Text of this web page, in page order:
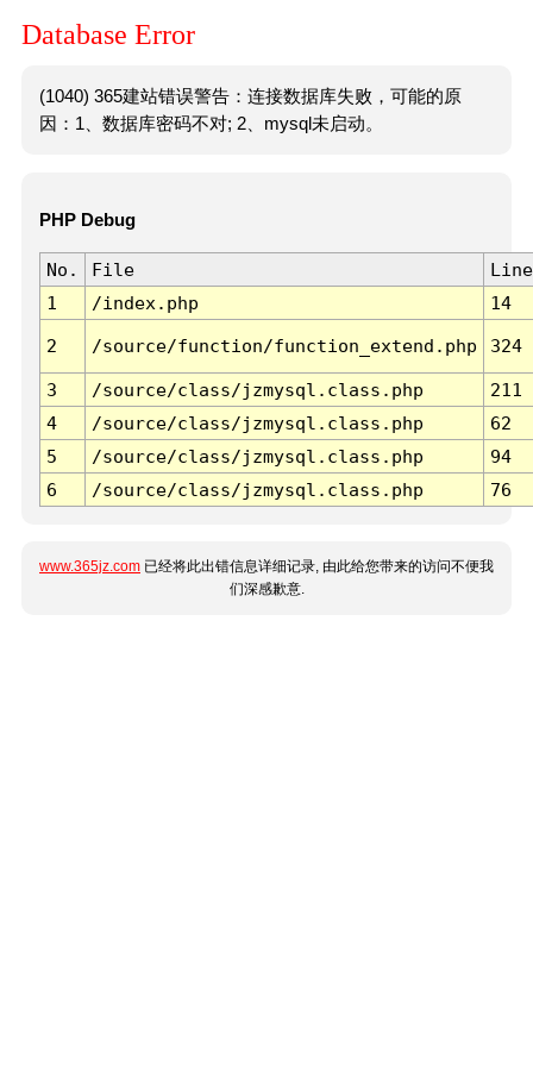
Database Error
(1040) 365建站错误警告：连接数据库失败，可能的原
因：1、数据库密码不对; 2、mysql未启动。
PHP Debug
No. File
Line
1
/index.php 14
2 /source/function/function_extend.php 324
3 /source/class/jzmysql.class.php
211
4
/source/class/jzmysql.class.php
62
5
/source/class/jzmysql.class.php
94
6
/source/class/jzmysql.class.php 76
www.365jz.com 已经将此出错信息详细记录, 由此给您带来的访问不便我
们深感歉意.